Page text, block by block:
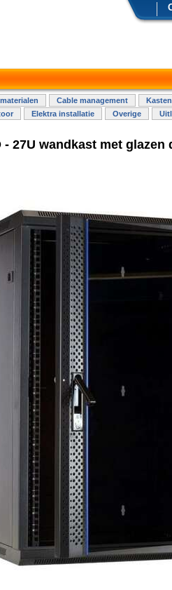
Cable management
Elektra installatie Overige
- 27U wandkast met glazen